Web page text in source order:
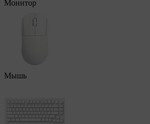
Монитор
Мышь